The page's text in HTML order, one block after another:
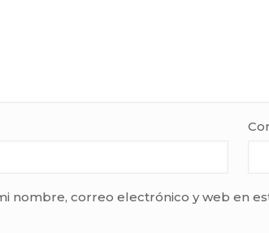
nombre, correo electrónico y web en